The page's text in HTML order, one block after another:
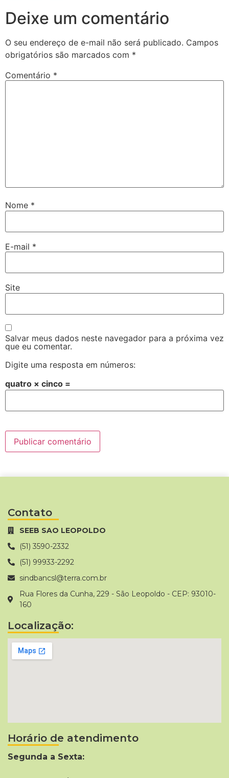
Deixe um comentário
O seu endereço de e-mail não será publicado. Campos
obrigatórios são marcados com *
Comentário *
Nome *
E-mail *
Site
Salvar meus dados neste navegador para a próxima vez
que eu comentar.
Digite uma resposta em números:
quatro × cinco =
Contato
SEEB SAO LEOPOLDO
(51) 3590-2332
(51) 99933-2292
sindbancsl@terra.com.br
Rua Flores da Cunha, 229 - São Leopoldo - CEP: 93010-
160
Localização:
Horário de atendimento
Segunda a Sexta: